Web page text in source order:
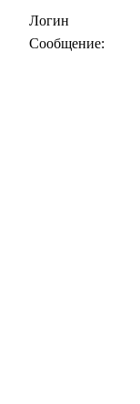
Логин
Сообщение: